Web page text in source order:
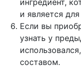
и является
Если вы
узнать у
составом.